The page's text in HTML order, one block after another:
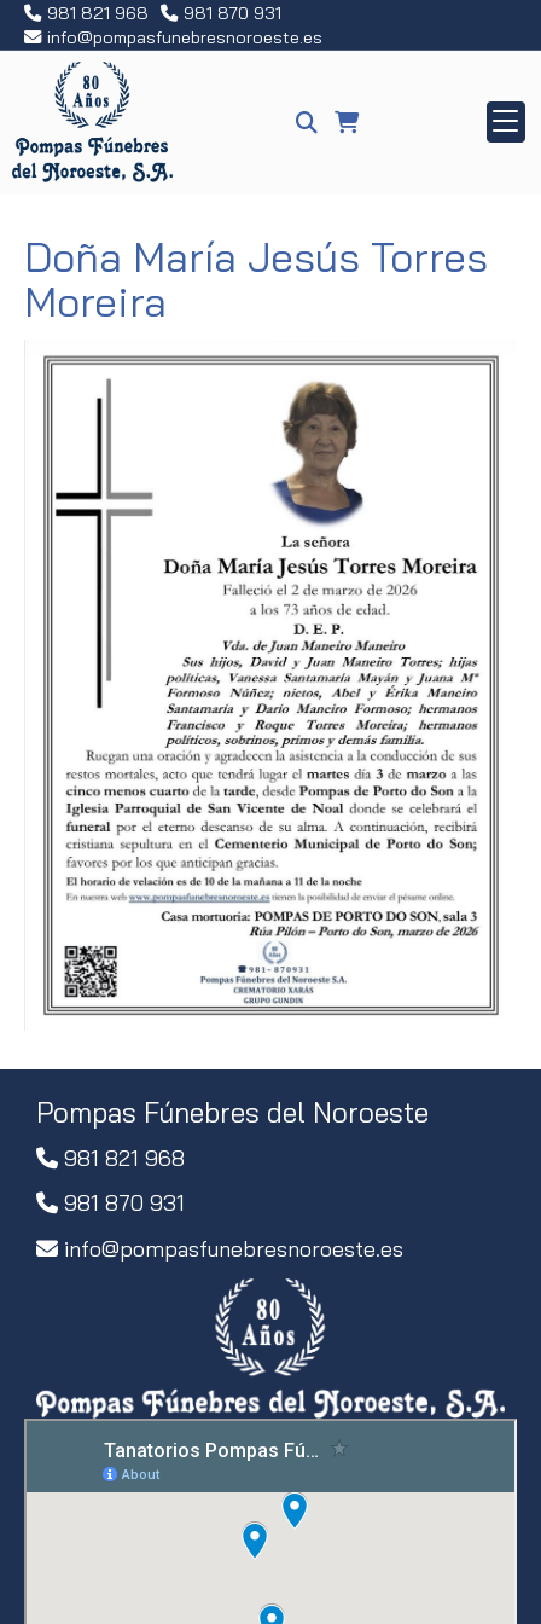
981 821 968
981 870 931
info
pompasfunebresnoroeste.es
Doña María Jesús Torres
Moreira
Pompas Fúnebres del Noroeste
981 821 968
981 870 931
info
pompasfunebresnoroeste.es